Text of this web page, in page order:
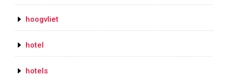
hoogvliet
hotel
hotels